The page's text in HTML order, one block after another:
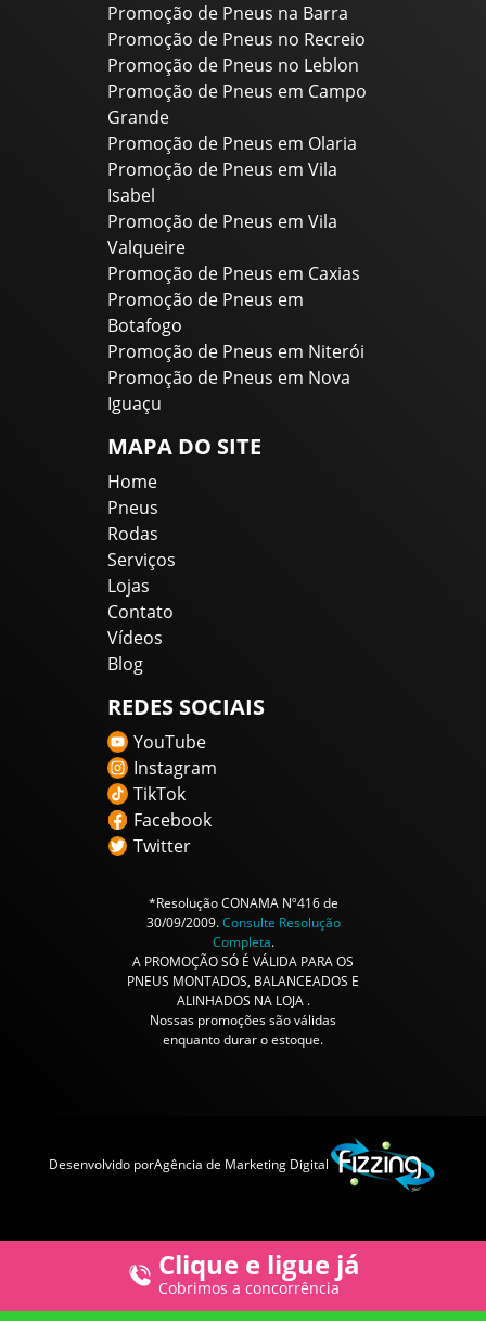
Clique e ligue já
Cobrimos a concorrência
Promoção de Pneus na Barra
Promoção de Pneus no Recreio
Promoção de Pneus no Leblon
Promoção de Pneus em Campo
Grande
Promoção de Pneus em Olaria
Promoção de Pneus em Vila
Isabel
Promoção de Pneus em Vila
Valqueire
Promoção de Pneus em Caxias
Promoção de Pneus em
Botafogo
Promoção de Pneus em Niterói
Promoção de Pneus em Nova
Iguaçu
MAPA DO SITE
Home
Pneus
Rodas
Serviços
Lojas
Contato
Vídeos
Blog
REDES SOCIAIS
YouTube
Instagram
TikTok
Facebook
Twitter
*Resolução CONAMA Nº416 de
30/09/2009.Consulte Resolução
Completa.
A PROMOÇÃO SÓ É VÁLIDA PARA OS
PNEUS MONTADOS, BALANCEADOS E
ALINHADOS NA LOJA .
Nossas promoções são válidas
enquanto durar o estoque.
Desenvolvido porAgência de Marketing Digital